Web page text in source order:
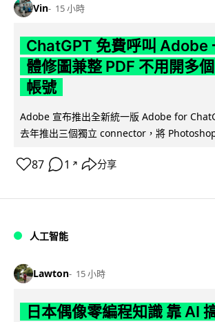
Vin 15 小時
ChatGPT 免費呼叫 Adobe
體修圖兼整 PDF 不用開多
帳號
Adobe 宣布推出全新統一版 Adobe for
去年推出三個獨立 connector，將
87 1 ↗ 分享
人工智能
Lawton 15 小時
日本偶像零編程知識 靠 AI